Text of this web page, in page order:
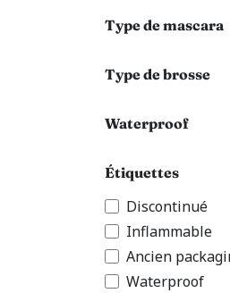
Type de mascara
Type de brosse
Waterproof
Étiquettes
Discontinué
Inflammable
Ancien
Waterproof